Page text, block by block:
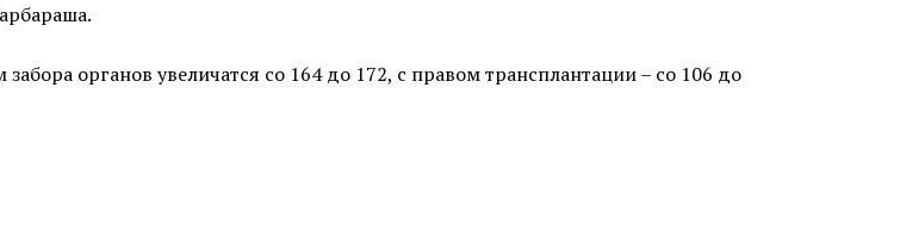
органов увеличатся со 164 до 172, с правом трансплантации – со 106 до